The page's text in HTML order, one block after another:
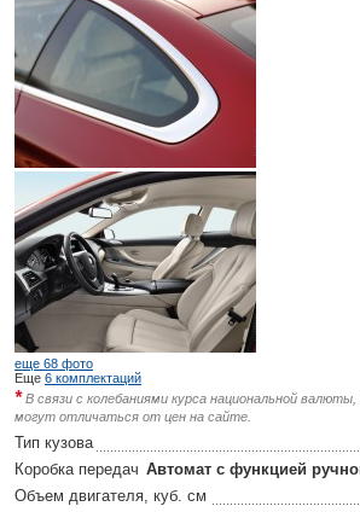
еще 68 фото
Еще 6 комплектаций
*В связи с колебаниями курса национальной
могут отличаться от цен на сайте.
Тип кузова
Коробка передач Автомат с функцией
Объем двигателя, куб. см